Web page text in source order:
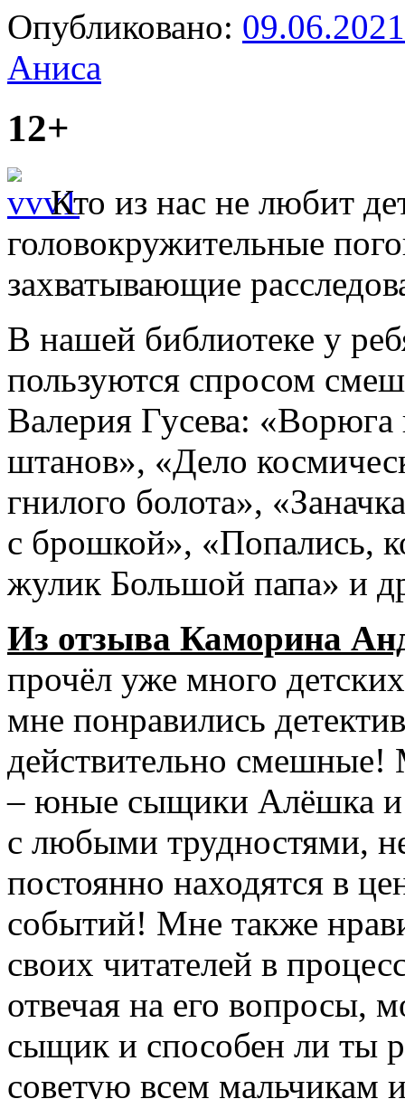
Опубликовано: 09.06.2021
Аниса
12+
Кто из нас не любит
головокружительные
захватывающие
В нашей библиотеке у
пользуются спросом
Валерия Гусева: «Ворюга
штанов», «Дело
гнилого болота»,
с брошкой», «Попались,
жулик Большой папа» и
Из отзыва Каморина
прочёл уже много
мне понравились
действительно смешные!
– юные сыщики Алёшка и
с любыми трудностями,
постоянно находятся в
событий! Мне также
своих читателей в
отвечая на его вопросы,
сыщик и способен ли ты
советую всем мальчикам